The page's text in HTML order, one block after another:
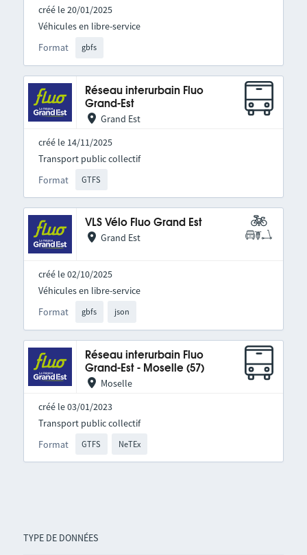
TYPE DE DONNÉES
créé le 20/01/2025
Format gbfs
Véhicules en libre-service
Réseau interurbain Fluo
Grand-Est
Grand Est
créé le 14/11/2025
Format GTFS
Transport public collectif
VLS Vélo Fluo Grand Est
Grand Est
créé le 02/10/2025
Format gbfs json
Véhicules en libre-service
Réseau interurbain Fluo
Grand-Est - Moselle (57)
Moselle
créé le 03/01/2023
Format GTFS NeTEx
Transport public collectif